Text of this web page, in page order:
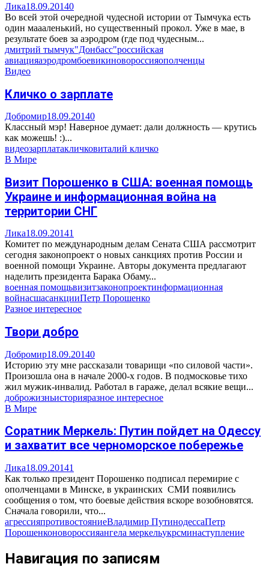
Лика18.09.20140
Во всей этой очередной чудесной истории от Тымчука есть
один маааленький, но существенный прокол. Уже в мае, в
результате боев за аэродром (где под чудесным...
дмитрий тымчук"Донбасс"российская
авиацияаэродромбоевикиновороссияополченцы
Видео
Кличко о зарплате
Добромир18.09.20140
Классный мэр! Наверное думает: дали должность — крутись
как можешь! :)...
видеозарплатакличковиталий кличко
В Мире
Визит Порошенко в США: военная помощь
Украине и информационная война на
территории СНГ
Лика18.09.20141
Комитет по международным делам Сената США рассмотрит
сегодня законопроект о новых санкциях против России и
военной помощи Украине. Авторы документа предлагают
наделить президента Барака Обаму...
военная помощьвизитзаконопроектинформационная
войнасшасанкцииПетр Порошенко
Разное интересное
Твори добро
Добромир18.09.20140
Историю эту мне рассказали товарищи «по силовой части».
Произошла она в начале 2000-х годов. В подмосковье тихо
жил мужик-инвалид. Работал в гараже, делал всякие вещи...
доброжизньисторияразное интересное
В Мире
Соратник Меркель: Путин пойдет на Одессу
и захватит все черноморское побережье
Лика18.09.20141
Как только президент Порошенко подписал перемирие с
ополченцами в Минске, в украинских СМИ появились
сообщения о том, что боевые действия вскоре возобновятся.
Сначала говорили, что...
агрессияпротивостояниеВладимир ПутинодессаПетр
Порошенконовороссияангела меркельукрсминаступление
Навигация по записям